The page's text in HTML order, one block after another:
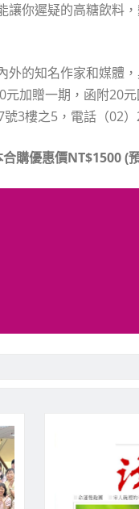
讓你遲疑的高糖飲料
外的知名作家和媒體
加贈一期，函附20
3樓之5，電話（02）
購優惠價NT$1500 (